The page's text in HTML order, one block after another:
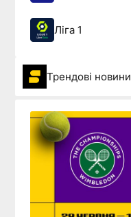
Ліга 1
Трендові новини